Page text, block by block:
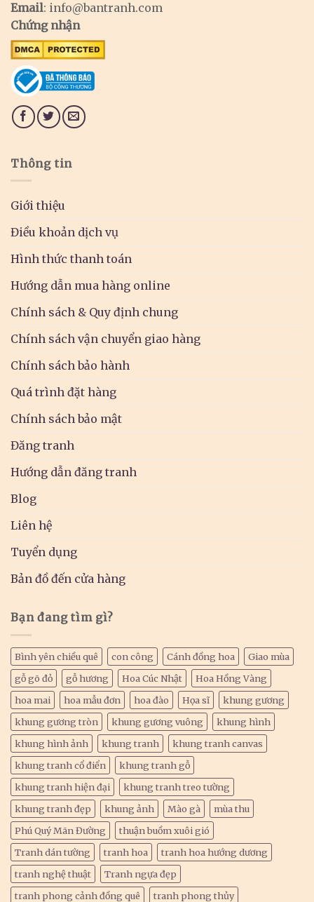
Email: info@bantranh.com
Chứng nhận
Thông tin
Giới thiệu
Điều khoản dịch vụ
Hình thức thanh toán
Hướng dẫn mua hàng online
Chính sách & Quy định chung
Chính sách vận chuyển giao hàng
Chính sách bảo hành
Quá trình đặt hàng
Chính sách bảo mật
Đăng tranh
Hướng dẫn đăng tranh
Blog
Liên hệ
Tuyển dụng
Bản đồ đến cửa hàng
Bạn đang tìm gì?
Bình yên chiều quê con công Cánh đồng hoa
Giao mùa
gỗ gõ đỏ
gỗ hương Hoa Cúc Nhật
Hoa Hồng Vàng
hoa mai
hoa mẫu đơn hoa đào Họa sĩ
khung gương
khung gương tròn
khung gương vuông
khung hình
khung hình ảnh
khung tranh
khung tranh canvas
khung tranh cổ điển
khung tranh gỗ
khung tranh hiện đại
khung tranh treo tường
khung tranh đẹp
khung ảnh Mào gà
mùa thu
Phú Quý Mãn Đường
thuận buồm xuôi gió
Tranh dán tường
tranh hoa
tranh hoa hướng dương
tranh nghệ thuật
Tranh ngựa đẹp
tranh phong cảnh đồng quê
tranh phong thủy